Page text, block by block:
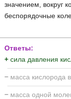
значением, вокруг
беспорядочные
Ответы:
+ сила давления
− масса кислорода
− масса одной